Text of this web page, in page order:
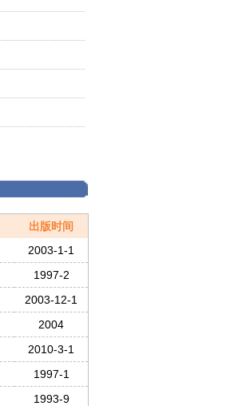
出版时间
2003-1-1
1997-2
2003-12-1
2004
2010-3-1
1997-1
1993-9